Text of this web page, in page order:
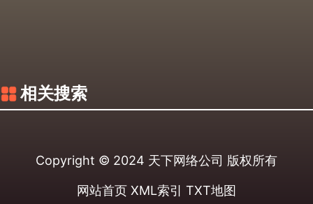
相关搜索
Copyright © 2024 天下网络公司 版权所有
网站首页 XML索引 TXT地图